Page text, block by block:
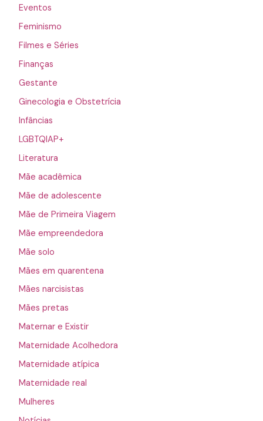
Eventos
Feminismo
Filmes e Séries
Finanças
Gestante
Ginecologia e Obstetrícia
Infâncias
LGBTQIAP+
Literatura
Mãe acadêmica
Mãe de adolescente
Mãe de Primeira Viagem
Mãe empreendedora
Mãe solo
Mães em quarentena
Mães narcisistas
Mães pretas
Maternar e Existir
Maternidade Acolhedora
Maternidade atípica
Maternidade real
Mulheres